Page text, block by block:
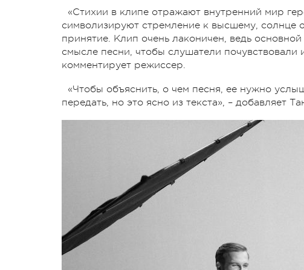
«Стихии в клипе отражают внутренний мир
символизируют стремление к высшему, солнце
принятие. Клип очень лаконичен, ведь
смысле песни, чтобы слушатели
комментирует режиссер.
«Чтобы объяснить, о чем песня, ее нужно
передать, но это ясно из текста», – добавляет